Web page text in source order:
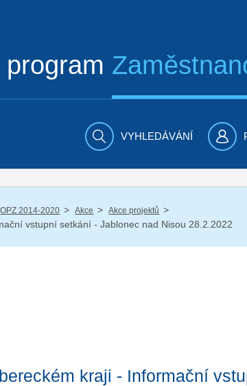
VYHLEDÁVÁNÍ
OPZ 2014-2020 / Akce / Akce projektů /
vstupní setkání - Jablonec nad Nisou 28.2.2022
kraji - Informační